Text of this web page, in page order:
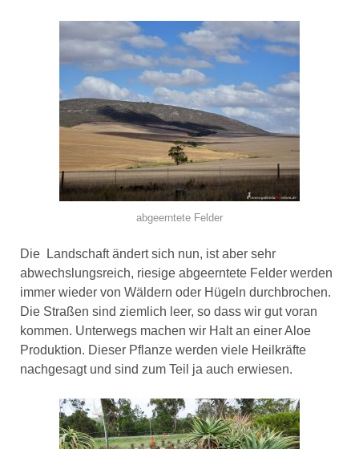
abgeerntete Felder
Die Landschaft ändert sich nun, ist aber sehr
abwechslungsreich, riesige abgeerntete Felder werden
immer wieder von Wäldern oder Hügeln durchbrochen.
Die Straßen sind ziemlich leer, so dass wir gut voran
kommen. Unterwegs machen wir Halt an einer Aloe
Produktion. Dieser Pflanze werden viele Heilkräfte
nachgesagt und sind zum Teil ja auch erwiesen.